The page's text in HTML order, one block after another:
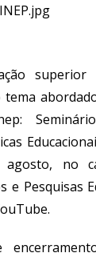
tema
agosto, no
e Pesquisas